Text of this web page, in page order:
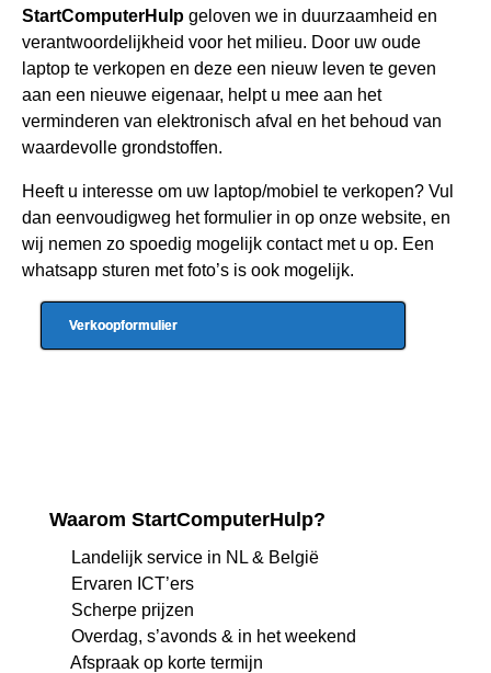
StartComputerHulp geloven we in duurzaamheid en
verantwoordelijkheid voor het milieu. Door uw oude
laptop te verkopen en deze een nieuw leven te geven
aan een nieuwe eigenaar, helpt u mee aan het
verminderen van elektronisch afval en het behoud van
waardevolle grondstoffen.
Heeft u interesse om uw laptop/mobiel te verkopen? Vul
dan eenvoudigweg het formulier in op onze website, en
wij nemen zo spoedig mogelijk contact met u op. Een
whatsapp sturen met foto’s is ook mogelijk.
Verkoopformulier
Waarom StartComputerHulp?
Landelijk service in NL & België
Ervaren ICT’ers
Scherpe prijzen
Overdag, s’avonds & in het weekend
Afspraak op korte termijn